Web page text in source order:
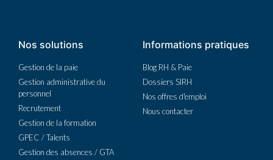
Nos solutions
Gestion de la paie
Gestion administrative du
personnel
Recrutement
Gestion de la formation
GPEC / Talents
Gestion des absences / GTA
Informations pratiques
Blog RH & Paie
Dossiers SIRH
Nos offres d'emploi
Nous contacter